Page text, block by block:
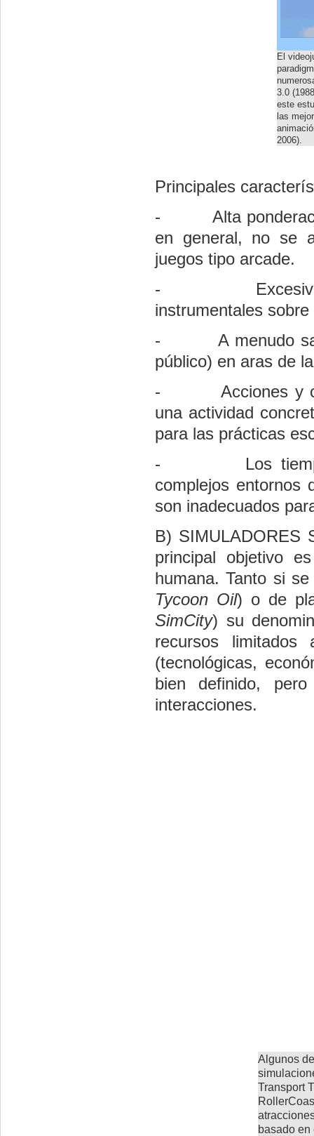
El
3.0
este
las
2006).
Principales
-
Alta
en general, no se
juegos tipo arcade.
-
instrumentales
-
A menudo
público) en aras de la
-
Acciones y
una actividad
para las prácticas
-
Los
complejos entornos
son inadecuados
B) SIMULADORES
principal objetivo
humana. Tanto si
Tycoon Oil) o de
SimCity) su
recursos limitados
(tecnológicas,
bien definido,
interacciones.
Algunos
Transport
basado en